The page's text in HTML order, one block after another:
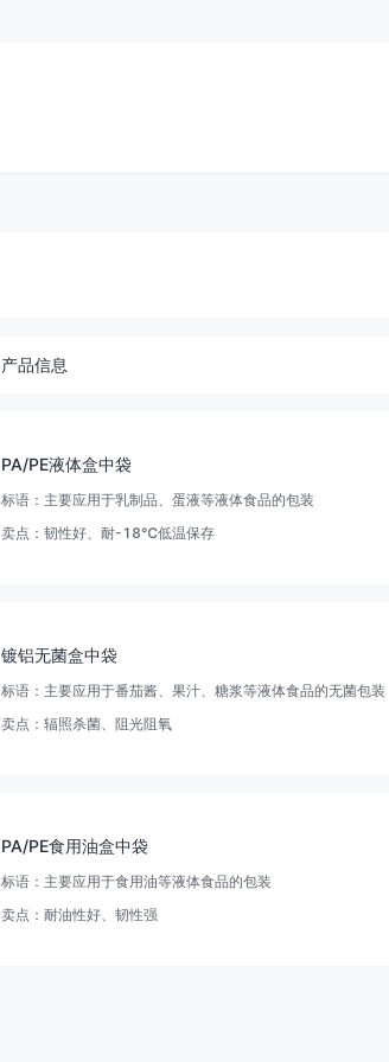
产品信息
PA/PE液体盒中袋
标语： 主要应用于乳制品、蛋液等液体食品的包装
卖点：韧性好、耐-18℃低温保存
镀铝无菌盒中袋
标语： 主要应用于番茄酱、果汁、糖浆等液体食品的无菌包装
卖点：辐照杀菌、阻光阻氧
PA/PE食用油盒中袋
标语： 主要应用于食用油等液体食品的包装
卖点：耐油性好、韧性强